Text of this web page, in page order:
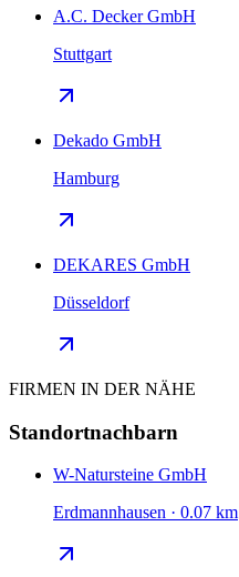
A.C. Decker GmbH
Stuttgart
Dekado GmbH
Hamburg
DEKARES GmbH
Düsseldorf
FIRMEN IN DER NÄHE
Standortnachbarn
W-Natursteine GmbH
Erdmannhausen · 0.07 km